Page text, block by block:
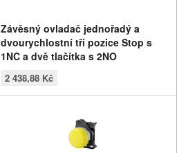
Závěsný ovladač jednořadý a
dvourychlostní tři pozice Stop s
1NC a dvě tlačítka s 2NO
2 438,88 Kč